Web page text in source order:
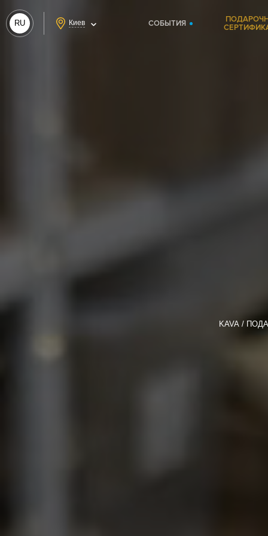
RU Киев СОБЫТИЯ
KAVA